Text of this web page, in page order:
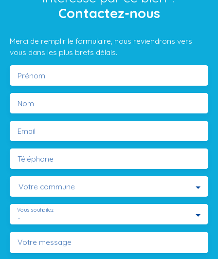
Contactez-nous
Merci de remplir le formulaire, nous reviendrons vers
vous dans les plus brefs délais.
Prénom
Nom
Email
Téléphone
Votre commune
-
Vous souhaitez
Votre message